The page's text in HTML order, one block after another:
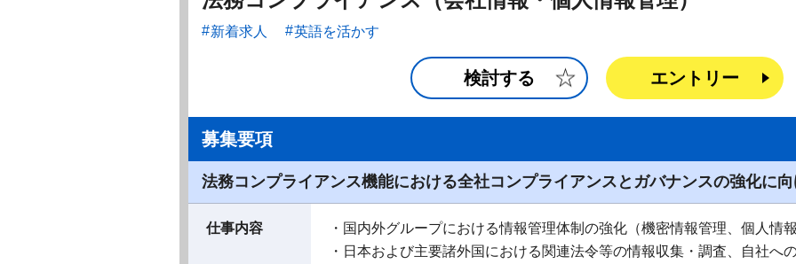
新着求人 英語を活かす
検討する エントリー
募集要項
法務コンプライアンス機能における全社コンプライアンスとガバナンスの強化に向
仕事内容
・国内外グループにおける情報管理体制の強化（機密情報管理、個人情
・日本および主要諸外国における関連法令等の情報収集・調査、自社へ